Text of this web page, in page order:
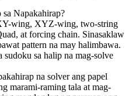
Napakahirap?
wing, XYZ-wing, two-string
at forcing chain. Sinasaklaw
pattern na may halimbawa.
sa halip na mag-solve
na solver ang papel
marami-raming tala at mag-